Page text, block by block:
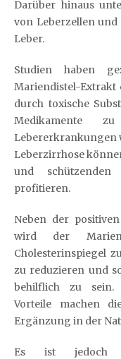
Darüber hinaus
von Leberzellen
Leber.
Studien haben
Mariendistel-Extrakt
durch toxische
Medikamente
Lebererkrankungen
Leberzirrhose
und schützenden
profitieren.
Neben der
wird der
Cholesterinspiegel
zu reduzieren und
behilflich zu sein.
Vorteile machen
Ergänzung in der
Es ist jedoch